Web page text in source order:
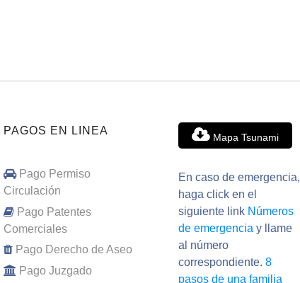
PAGOS EN LINEA
Pago Permiso
Circulación
Pago Patentes
Comerciales
Pago Derecho de Aseo
Pago Juzgado
Mapa Tsunami
En caso de emergencia,
haga click en el
siguiente link Números
de emergencia y llame
al número
correspondiente. 8
pasos de una familia